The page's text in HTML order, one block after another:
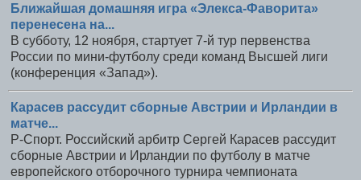
Ближайшая домашняя игра «Элекса-Фаворита»
перенесена на...
В субботу, 12 ноября, стартует 7-й тур первенства
России по мини-футболу среди команд Высшей лиги
(конференция «Запад»).
Карасев рассудит сборные Австрии и Ирландии в
матче...
Р-Спорт. Российский арбитр Сергей Карасев рассудит
сборные Австрии и Ирландии по футболу в матче
европейского отборочного турнира чемпионата